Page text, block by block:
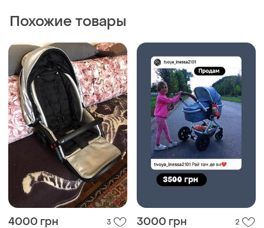
Похожие товары
4000 грн 3 3000 грн 2